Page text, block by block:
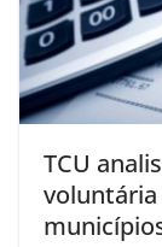
TCU
voluntária